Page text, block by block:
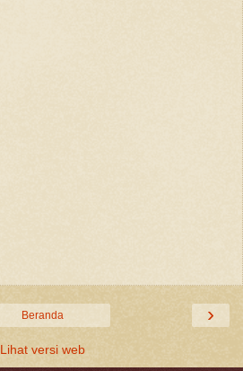
›
Beranda
Lihat versi web